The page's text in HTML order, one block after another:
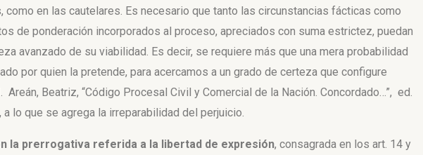
como en las cautelares. Es necesario que tanto las circunstancias fácticas como
de ponderación incorporados al proceso, apreciados con suma estrictez, puedan
avanzado de su viabilidad. Es decir, se requiere más que una mera probabilidad
por quien la pretende, para acercamos a un grado de certeza que configure
Areán, Beatriz, “Código Procesal Civil y Comercial de la Nación. Concordado…”, ed.
a lo que se agrega la irreparabilidad del perjuicio.
la prerrogativa referida a la libertad de expresión, consagrada en los art. 14 y